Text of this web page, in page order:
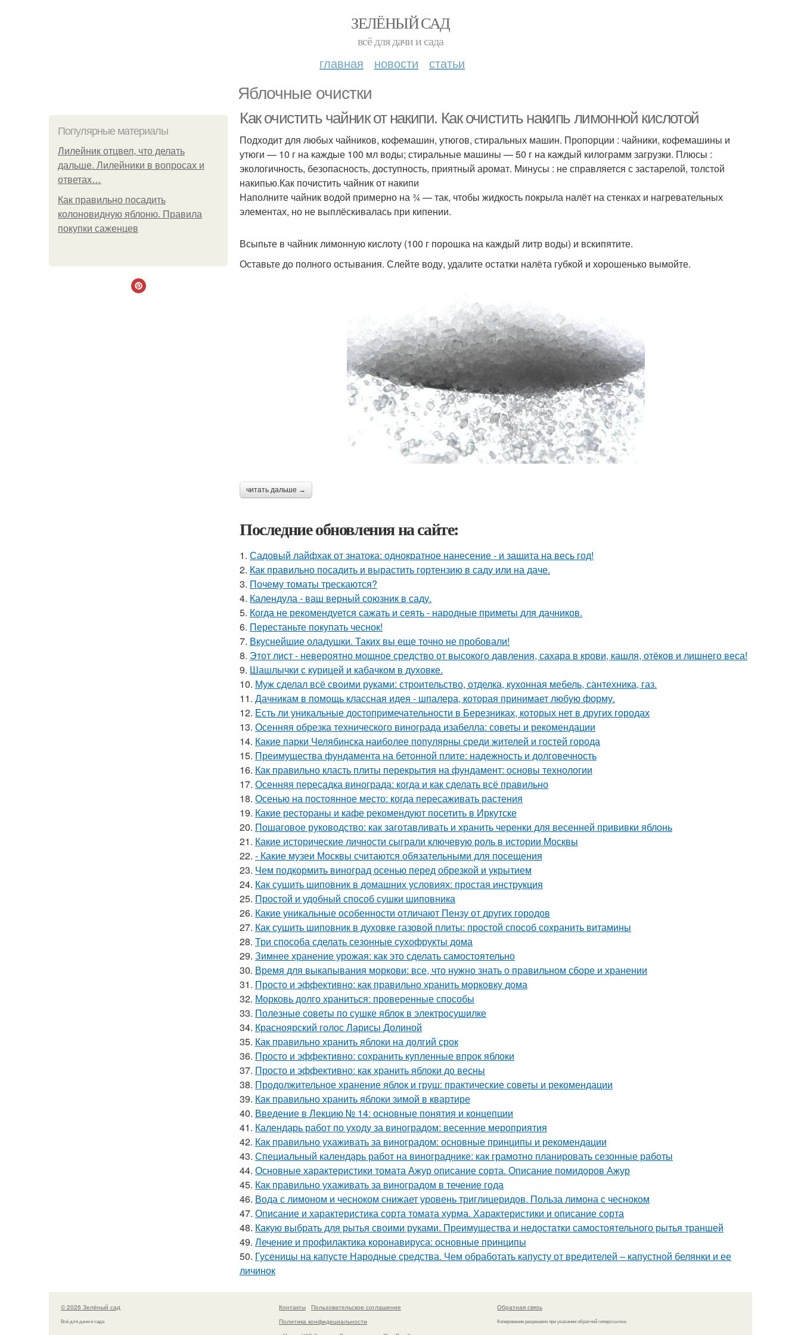
ЗЕЛЁНЫЙ САД
всё для дачи и сада
главная новости статьи
Яблочные очистки
Популярные материалы
Лилейник отцвел, что делать
дальше. Лилейники в вопросах и
ответах…
Как правильно посадить
колоновидную яблоню. Правила
покупки саженцев
Как очистить чайник от накипи. Как очистить накипь лимонной кислотой
Подходит для любых чайников, кофемашин, утюгов, стиральных машин. Пропорции : чайники, кофемашины и
утюги — 10 г на каждые 100 мл воды; стиральные машины — 50 г на каждый килограмм загрузки. Плюсы :
экологичность, безопасность, доступность, приятный аромат. Минусы : не справляется с застарелой, толстой
накипью.Как почистить чайник от накипи
Наполните чайник водой примерно на ¾ — так, чтобы жидкость покрыла налёт на стенках и нагревательных
элементах, но не выплёскивалась при кипении.
Всыпьте в чайник лимонную кислоту (100 г порошка на каждый литр воды) и вскипятите.
Оставьте до полного остывания. Слейте воду, удалите остатки налёта губкой и хорошенько вымойте.
читать дальше →
Последние обновления на сайте:
1. Садовый лайфхак от знатока: однократное нанесение - и защита на весь год!
2. Как правильно посадить и вырастить гортензию в саду или на даче.
3. Почему томаты трескаются?
4. Календула - ваш верный союзник в саду.
5. Когда не рекомендуется сажать и сеять - народные приметы для дачников.
6. Перестаньте покупать чеснок!
7. Вкуснейшие оладушки. Таких вы еще точно не пробовали!
8. Этот лист - невероятно мощное средство от высокого давления, сахара в крови, кашля, отёков и лишнего веса!
9. Шашлычки с курицей и кабачком в духовке.
10. Муж сделал всё своими руками: строительство, отделка, кухонная мебель, сантехника, газ.
11. Дачникам в помощь классная идея - шпалера, которая принимает любую форму.
12. Есть ли уникальные достопримечательности в Березниках, которых нет в других городах
13. Осенняя обрезка технического винограда изабелла: советы и рекомендации
14. Какие парки Челябинска наиболее популярны среди жителей и гостей города
15. Преимущества фундамента на бетонной плите: надежность и долговечность
16. Как правильно класть плиты перекрытия на фундамент: основы технологии
17. Осенняя пересадка винограда: когда и как сделать всё правильно
18. Осенью на постоянное место: когда пересаживать растения
19. Какие рестораны и кафе рекомендуют посетить в Иркутске
20. Пошаговое руководство: как заготавливать и хранить черенки для весенней прививки яблонь
21. Какие исторические личности сыграли ключевую роль в истории Москвы
22. - Какие музеи Москвы считаются обязательными для посещения
23. Чем подкормить виноград осенью перед обрезкой и укрытием
24. Как сушить шиповник в домашних условиях: простая инструкция
25. Простой и удобный способ сушки шиповника
26. Какие уникальные особенности отличают Пензу от других городов
27. Как сушить шиповник в духовке газовой плиты: простой способ сохранить витамины
28. Три способа сделать сезонные сухофрукты дома
29. Зимнее хранение урожая: как это сделать самостоятельно
30. Время для выкапывания моркови: все, что нужно знать о правильном сборе и хранении
31. Просто и эффективно: как правильно хранить морковку дома
32. Морковь долго храниться: проверенные способы
33. Полезные советы по сушке яблок в электросушилке
34. Красноярский голос Ларисы Долиной
35. Как правильно хранить яблоки на долгий срок
36. Просто и эффективно: сохранить купленные впрок яблоки
37. Просто и эффективно: как хранить яблоки до весны
38. Продолжительное хранение яблок и груш: практические советы и рекомендации
39. Как правильно хранить яблоки зимой в квартире
40. Введение в Лекцию № 14: основные понятия и концепции
41. Календарь работ по уходу за виноградом: весенние мероприятия
42. Как правильно ухаживать за виноградом: основные принципы и рекомендации
43. Специальный календарь работ на винограднике: как грамотно планировать сезонные работы
44. Основные характеристики томата Ажур описание сорта. Описание помидоров Ажур
45. Как правильно ухаживать за виноградом в течение года
46. Вода с лимоном и чесноком снижает уровень триглицеридов. Польза лимона с чесноком
47. Описание и характеристика сорта томата хурма. Характеристики и описание сорта
48. Какую выбрать для рытья своими руками. Преимущества и недостатки самостоятельного рытья траншей
49. Лечение и профилактика коронавируса: основные принципы
50. Гусеницы на капусте Народные средства. Чем обработать капусту от вредителей – капустной белянки и ее
личинок
© 2026 Зелёный сад
Всё для дачи и сада
Контакты
Пользовательское соглашение
Политика конфидециальности
Обратная связь
Копирование разрешено при указании обратной гиперссылки.